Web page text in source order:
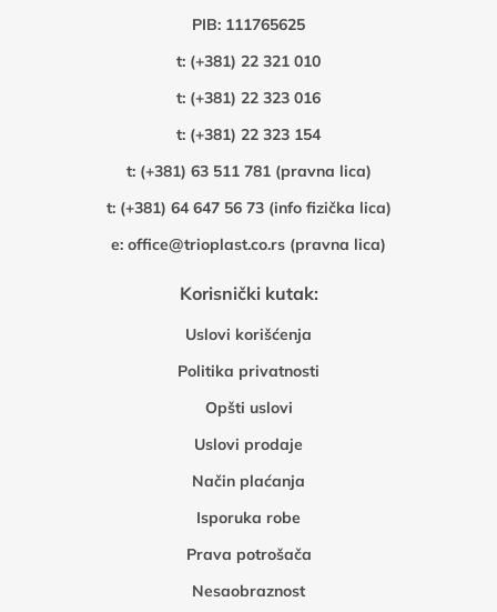
PIB: 111765625
t: (+381) 22 321 010
t: (+381) 22 323 016
t: (+381) 22 323 154
t: (+381) 63 511 781 (pravna lica)
t: (+381) 64 647 56 73 (info fizička lica)
e: office@trioplast.co.rs (pravna lica)
Korisnički kutak:
Uslovi korišćenja
Politika privatnosti
Opšti uslovi
Uslovi prodaje
Način plaćanja
Isporuka robe
Prava potrošača
Nesaobraznost